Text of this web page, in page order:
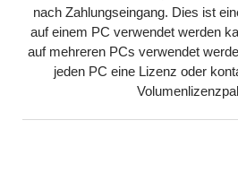
nach Zahlungseingang. Dies ist
auf einem PC verwendet werden
auf mehreren PCs verwendet
jeden PC eine Lizenz oder